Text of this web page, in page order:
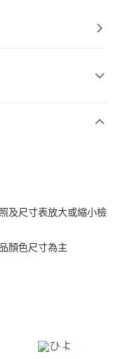
及尺寸表放大或縮小檢
顏色尺寸為主